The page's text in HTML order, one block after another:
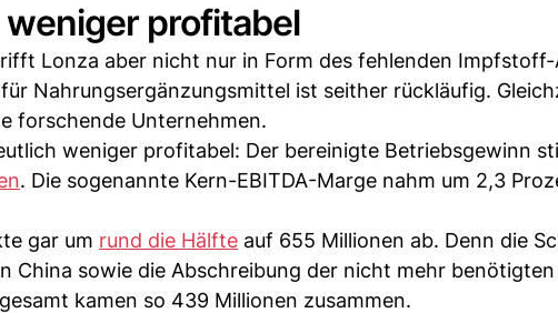
profitabel
Lonza aber nicht nur in Form des fehlenden
Nahrungsergänzungsmittel ist seither rückläufig.
forschende Unternehmen.
weniger profitabel: Der bereinigte Betriebsgewinn
. Die sogenannte Kern-EBITDA-Marge nahm um 2,3
gar um rund die Hälfte auf 655 Millionen ab. Denn die
China sowie die Abschreibung der nicht mehr
kamen so 439 Millionen zusammen.